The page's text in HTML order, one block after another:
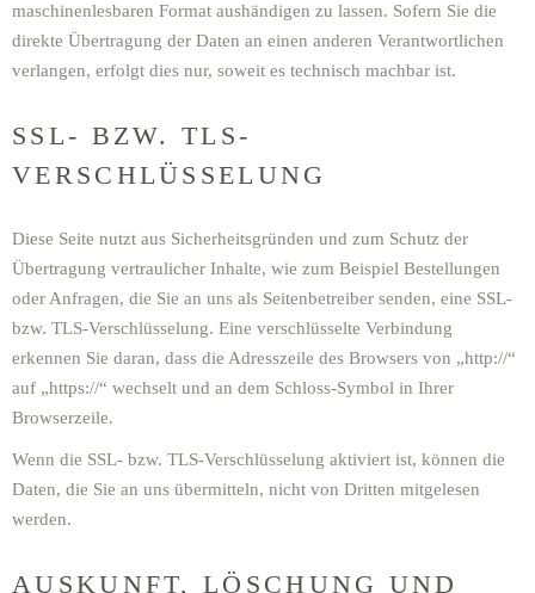
maschinenlesbaren Format aushändigen zu lassen. Sofern Sie die
direkte Übertragung der Daten an einen anderen Verantwortlichen
verlangen, erfolgt dies nur, soweit es technisch machbar ist.
SSL- BZW. TLS-
VERSCHLÜSSELUNG
Diese Seite nutzt aus Sicherheitsgründen und zum Schutz der
Übertragung vertraulicher Inhalte, wie zum Beispiel Bestellungen
oder Anfragen, die Sie an uns als Seitenbetreiber senden, eine SSL-
bzw. TLS-Verschlüsselung. Eine verschlüsselte Verbindung
erkennen Sie daran, dass die Adresszeile des Browsers von „http://“
auf „https://“ wechselt und an dem Schloss-Symbol in Ihrer
Browserzeile.
Wenn die SSL- bzw. TLS-Verschlüsselung aktiviert ist, können die
Daten, die Sie an uns übermitteln, nicht von Dritten mitgelesen
werden.
AUSKUNFT, LÖSCHUNG UND